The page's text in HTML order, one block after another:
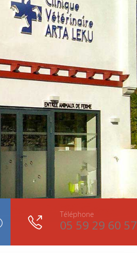
Téléphone
05 59 29 60 57